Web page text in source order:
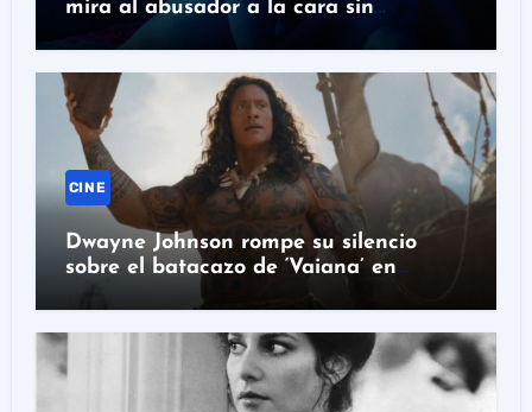
mira al abusador a la cara sin
absolverlo
CINE
Dwayne Johnson rompe su silencio
sobre el batacazo de ‘Vaiana’ en
acción real